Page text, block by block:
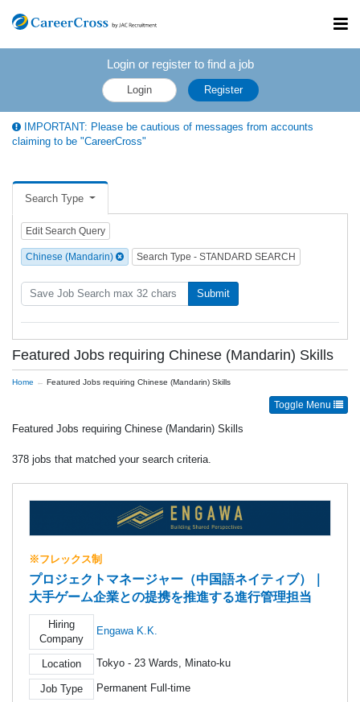
Login or register to find a job
Login Register
IMPORTANT: Please be cautious of messages from accounts
claiming to be "CareerCross"
Search Type
Edit Search Query
Chinese (Mandarin) Search Type - STANDARD SEARCH
Submit
Featured Jobs requiring Chinese (Mandarin) Skills
Home Featured Jobs requiring Chinese (Mandarin) Skills
Toggle Menu
Featured Jobs requiring Chinese (Mandarin) Skills
378 jobs that matched your search criteria.
※フレックス制
プロジェクトマネージャー（中国語ネイティブ）｜
大手ゲーム企業との提携を推進する進行管理担当
Hiring
Company
Engawa K.K.
Location Tokyo - 23 Wards, Minato-ku
Job Type Permanent Full-time